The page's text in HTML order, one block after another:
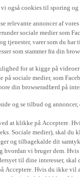
også cookies til sporing og
relevante annoncer af
sociale medier som
tjenester, varer som du
som stammer fra din
for at kigge på
sociale medier, som
din browseradfærd på
og se tilbud og
at klikke på Acceptere.
Sociale medier), skal
og tilbagekalde dit
hvordan vi bruger dem.
til dine interesser,
Hvis du ikke vil